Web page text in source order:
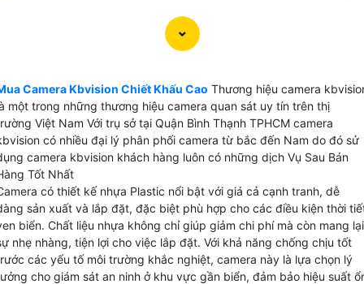
IP, camera wifi với thương hiệu kbone và camera
analog thông thường là HD CVI với chất lượng hình ảnh
dự án nhà nước do tính bảo mật cao dễ dàng tích
nhiều hệ thống.
Camera Kbvision Sản Xuất Ở Đâu
phẩm được sản xuất và nhập khẩu nguyên chiết từ Trung Quốc có nguồn
rõ ràng
Giá Camera Kbvision Như Thế Nào
Camera Kbvision Chiết Khấu Cao Thương hiệu camera
một trong những thương hiệu camera quan sát uy tín trên thị
Việt Nam Với trụ sở tại Quận Bình Thạnh TPHCM camera
có nhiều đại lý phân phối camera từ bắc đến Nam do đó sử
camera kbvision khách hàng luôn có những dịch Vụ Sau Bán
Tốt Nhất
có thiết kế nhựa Plastic nổi bật với giá cả cạnh tranh, dễ
sản xuất và lắp đặt, đặc biệt phù hợp cho các điều kiện thời
biển. Chất liệu nhựa không chỉ giúp giảm chi phí mà còn mang lại
nhẹ nhàng, tiện lợi cho việc lắp đặt. Với khả năng chống chịu tốt
các yếu tố môi trường khắc nghiệt, camera này là lựa chọn lý
cho giám sát an ninh ở khu vực gần biển, đảm bảo hiệu suất